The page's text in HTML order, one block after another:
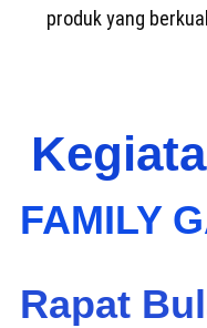
produk yang
FAMILY
Rapat